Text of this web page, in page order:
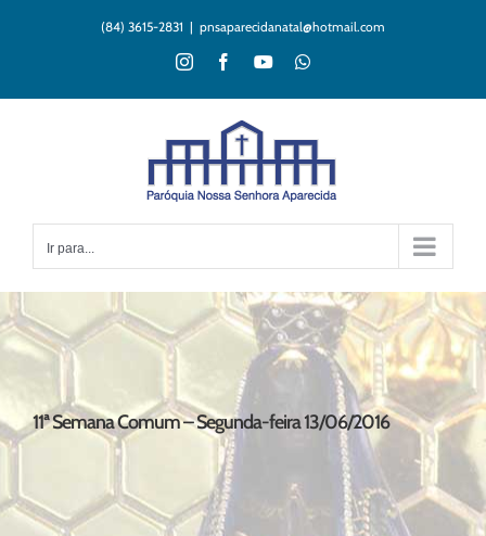
(84) 3615-2831 | pnsaparecidanatal@hotmail.com
InstagramFacebookYouTubeWhatsApp
Ir para...
11ª Semana Comum – Segunda-feira 13/06/2016